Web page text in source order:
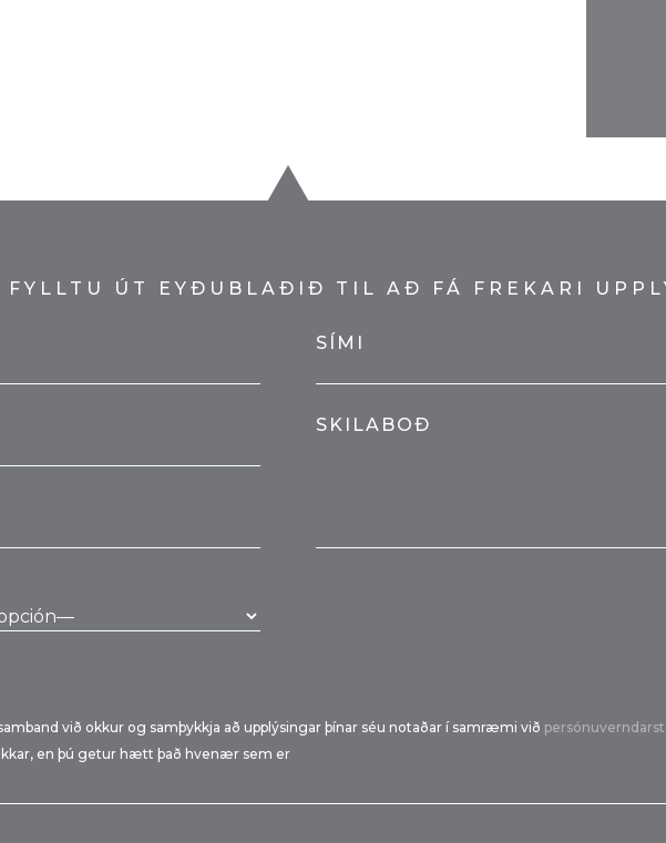
FYLLTU ÚT EYÐUBLAÐIÐ TIL AÐ FÁ FREKARI
SÍMI
SKILABOÐ
við okkur og samþykkja að upplýsingar þínar séu notaðar í samræmi við
en þú getur hætt það hvenær sem er